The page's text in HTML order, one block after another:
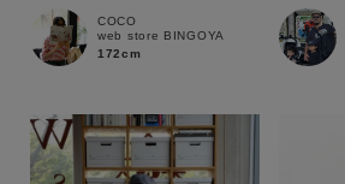
COCO
web store BINGOYA
172cm